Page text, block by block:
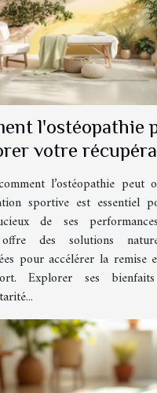
l'ostéopathie
votre
sportive ?
l’ostéopathie peut
sportive est essentiel
de ses
des solutions
pour accélérer la remise
Explorer ses